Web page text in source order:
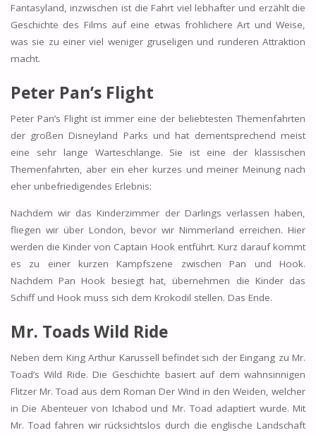
Fantasyland, inzwischen ist die Fahrt viel lebhafter und erzählt die
Geschichte des Films auf eine etwas fröhlichere Art und Weise,
was sie zu einer viel weniger gruseligen und runderen Attraktion
macht.
Peter Pan’s Flight
Peter Pan’s Flight ist immer eine der beliebtesten Themenfahrten
der großen Disneyland Parks und hat dementsprechend meist
eine sehr lange Warteschlange. Sie ist eine der klassischen
Themenfahrten, aber ein eher kurzes und meiner Meinung nach
eher unbefriedigendes Erlebnis:
Nachdem wir das Kinderzimmer der Darlings verlassen haben,
fliegen wir über London, bevor wir Nimmerland erreichen. Hier
werden die Kinder von Captain Hook entführt. Kurz darauf kommt
es zu einer kurzen Kampfszene zwischen Pan und Hook.
Nachdem Pan Hook besiegt hat, übernehmen die Kinder das
Schiff und Hook muss sich dem Krokodil stellen. Das Ende.
Mr. Toads Wild Ride
Neben dem King Arthur Karussell befindet sich der Eingang zu Mr.
Toad’s Wild Ride. Die Geschichte basiert auf dem wahnsinnigen
Flitzer Mr. Toad aus dem Roman Der Wind in den Weiden, welcher
in Die Abenteuer von Ichabod und Mr. Toad adaptiert wurde. Mit
Mr. Toad fahren wir rücksichtslos durch die englische Landschaft